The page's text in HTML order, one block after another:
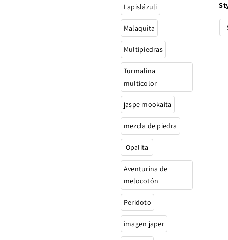
Lapislázuli
Malaquita
Multipiedras
Turmalina
multicolor
jaspe mookaita
mezcla de piedra
Opalita
Aventurina de
melocotón
Peridoto
imagen japer